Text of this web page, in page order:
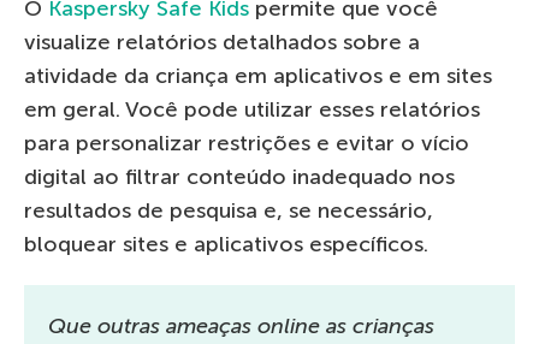
O Kaspersky Safe Kids permite que você
visualize relatórios detalhados sobre a
atividade da criança em aplicativos e em sites
em geral. Você pode utilizar esses relatórios
para personalizar restrições e evitar o vício
digital ao filtrar conteúdo inadequado nos
resultados de pesquisa e, se necessário,
bloquear sites e aplicativos específicos.
Que outras ameaças online as crianças